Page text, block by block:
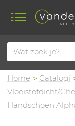
Home Catalogi
Vloeistofdicht/
Handschoen